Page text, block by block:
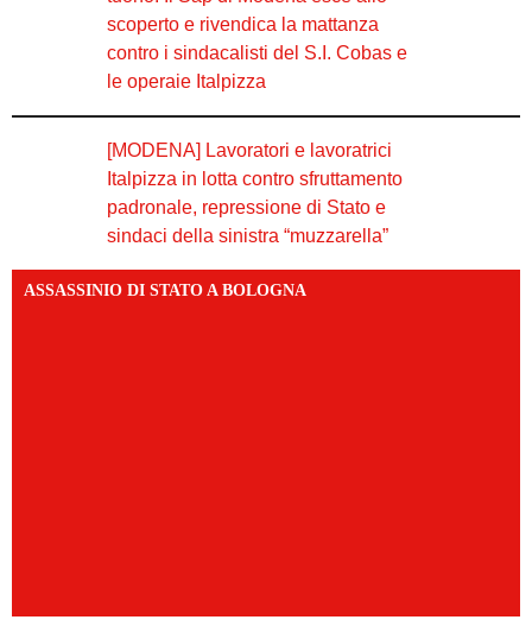
scoperto e rivendica la mattanza
contro i sindacalisti del S.I. Cobas e
le operaie Italpizza
[MODENA] Lavoratori e lavoratrici
Italpizza in lotta contro sfruttamento
padronale, repressione di Stato e
sindaci della sinistra “muzzarella”
ASSASSINIO DI STATO A BOLOGNA